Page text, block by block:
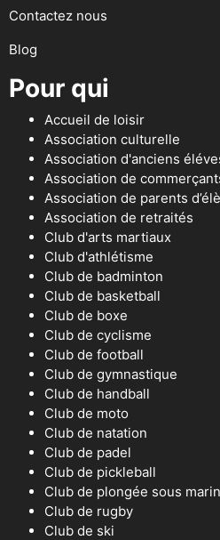
Contactez nous
Blog
Pour qui
Accueil de loisir
Association culturelle
Association d'anciens
Association de
Association de parents
Association de retraités
Club d'arts martiaux
Club d'athlétisme
Club de badminton
Club de basketball
Club de boxe
Club de cyclisme
Club de football
Club de gymnastique
Club de handball
Club de moto
Club de natation
Club de padel
Club de pickleball
Club de plongée sous
Club de rugby
Club de ski